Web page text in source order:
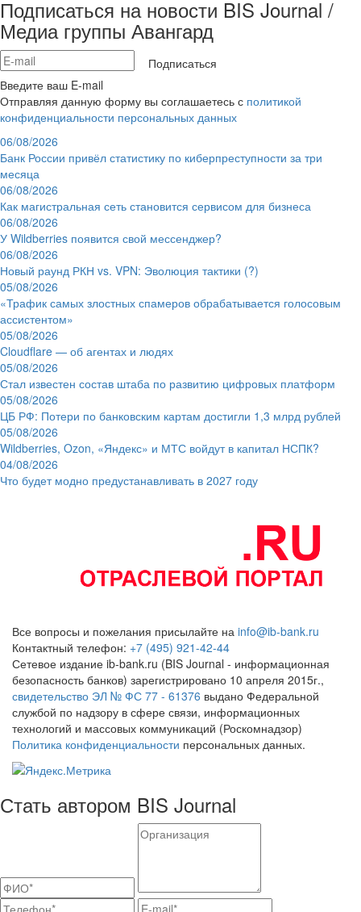
Подписаться на новости BIS Journal /
Медиа группы Авангард
Подписаться
Введите ваш E-mail
Отправляя данную форму вы соглашаетесь с политикой
конфиденциальности персональных данных
06/08/2026
Банк России привёл статистику по киберпреступности за три
месяца
06/08/2026
Как магистральная сеть становится сервисом для бизнеса
06/08/2026
У Wildberries появится свой мессенджер?
06/08/2026
Новый раунд РКН vs. VPN: Эволюция тактики (?)
05/08/2026
«Трафик самых злостных спамеров обрабатывается голосовым
ассистентом»
05/08/2026
Cloudflare — об агентах и людях
05/08/2026
Стал известен состав штаба по развитию цифровых платформ
05/08/2026
ЦБ РФ: Потери по банковским картам достигли 1,3 млрд рублей
05/08/2026
Wildberries, Ozon, «Яндекс» и МТС войдут в капитал НСПК?
04/08/2026
Что будет модно предустанавливать в 2027 году
Все вопросы и пожелания присылайте на info@ib-bank.ru
Контактный телефон: +7 (495) 921-42-44
Сетевое издание ib-bank.ru (BIS Journal - информационная
безопасность банков) зарегистрировано 10 апреля 2015г.,
свидетельство ЭЛ № ФС 77 - 61376 выдано Федеральной
службой по надзору в сфере связи, информационных
технологий и массовых коммуникаций (Роскомнадзор)
Политика конфиденциальности персональных данных.
Стать автором BIS Journal